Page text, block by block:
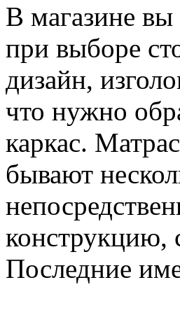
В магазине
при выборе
дизайн,
что нужно
каркас.
бывают
конструкцию,
Последние